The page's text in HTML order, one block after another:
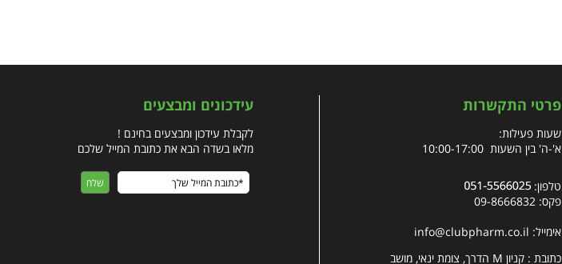
פרטי התקשרות
שעות פעילות:
א'-ה' בין השעות 10:00-17:00
טלפון:
פקס: 09-8666832
אימייל: info@clubpharm.co.il
כתובת : קניון M הדרך, צומת ינאי, מושב
עידכונים ומבצעים
לקבלת עידכון ומבצעים בחינם !
מלאו בשדה הבא את כתובת המייל שלכם